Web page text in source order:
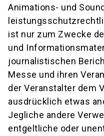
Animations- und
ist nur zum Zwecke
und
journalistischen
Messe und ihren
der Veranstalter dem
ausdrücklich etwas
Jegliche andere
entgeltliche oder